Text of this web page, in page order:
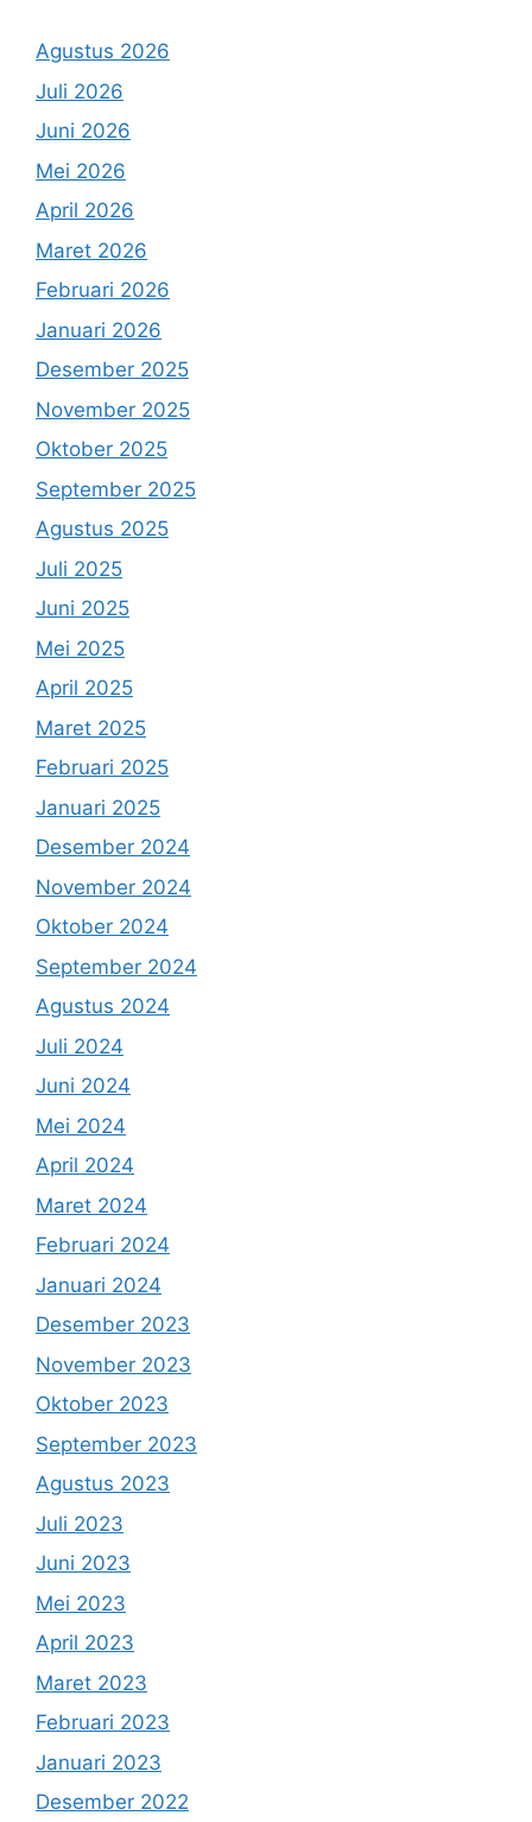
Agustus 2026
Juli 2026
Juni 2026
Mei 2026
April 2026
Maret 2026
Februari 2026
Januari 2026
Desember 2025
November 2025
Oktober 2025
September 2025
Agustus 2025
Juli 2025
Juni 2025
Mei 2025
April 2025
Maret 2025
Februari 2025
Januari 2025
Desember 2024
November 2024
Oktober 2024
September 2024
Agustus 2024
Juli 2024
Juni 2024
Mei 2024
April 2024
Maret 2024
Februari 2024
Januari 2024
Desember 2023
November 2023
Oktober 2023
September 2023
Agustus 2023
Juli 2023
Juni 2023
Mei 2023
April 2023
Maret 2023
Februari 2023
Januari 2023
Desember 2022